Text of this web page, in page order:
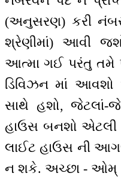
(અનુસરણ) કરી
શ્રેણીમાં) આવી
આત્મા ગઈ પરંતુ તમે
ડિવિઝન માં આવશો
સાથે હશો, જેટલાં-
હાઉસ બનશો એટલી
લાઈટ હાઉસ ની
ન શકે. અચ્છા - ઓમ્